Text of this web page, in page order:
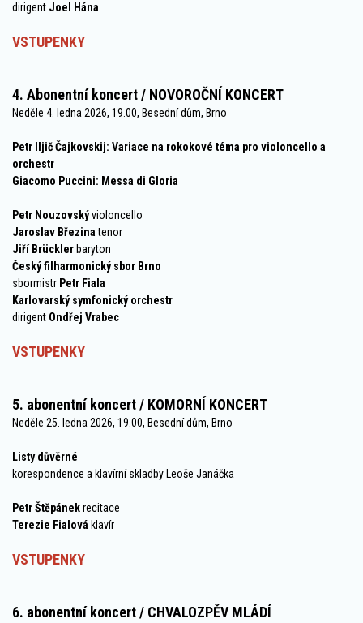
dirigent Joel Hána
VSTUPENKY
4. Abonentní koncert / NOVOROČNÍ KONCERT
Neděle 4. ledna 2026, 19.00, Besední dům, Brno
Petr Iljič Čajkovskij: Variace na rokokové téma pro violoncello a
orchestr
Giacomo Puccini: Messa di Gloria
Petr Nouzovskývioloncello
Jaroslav Březinatenor
Jiří Brückler baryton
Český filharmonický sbor Brno
sbormistr Petr Fiala
Karlovarský symfonický orchestr
dirigent Ondřej Vrabec
VSTUPENKY
5. abonentní koncert / KOMORNÍ KONCERT
Neděle 25. ledna 2026, 19.00, Besední dům, Brno
Listy důvěrné
korespondence a klavírní skladby Leoše Janáčka
Petr Štěpánekrecitace
Terezie Fialová klavír
VSTUPENKY
6. abonentní koncert / CHVALOZPĚV MLÁDÍ